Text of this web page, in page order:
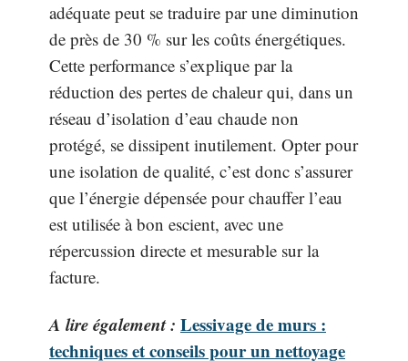
adéquate peut se traduire par une diminution
de près de 30 % sur les coûts énergétiques.
Cette performance s’explique par la
réduction des pertes de chaleur qui, dans un
réseau d’isolation d’eau chaude non
protégé, se dissipent inutilement. Opter pour
une isolation de qualité, c’est donc s’assurer
que l’énergie dépensée pour chauffer l’eau
est utilisée à bon escient, avec une
répercussion directe et mesurable sur la
facture.
A lire également : Lessivage de murs :
techniques et conseils pour un nettoyage